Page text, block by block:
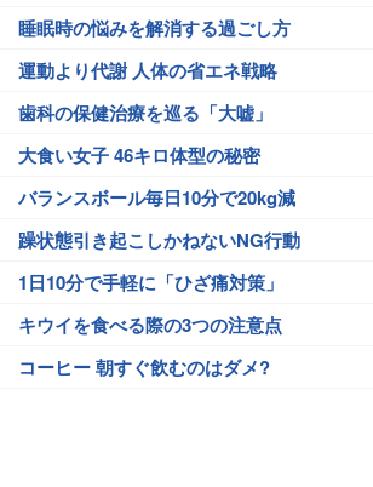
睡眠時の悩みを解消する過ごし方
運動より代謝 人体の省エネ戦略
歯科の保健治療を巡る「大嘘」
大食い女子 46キロ体型の秘密
バランスボール毎日10分で20kg減
躁状態引き起こしかねないNG行動
1日10分で手軽に「ひざ痛対策」
キウイを食べる際の3つの注意点
コーヒー 朝すぐ飲むのはダメ?